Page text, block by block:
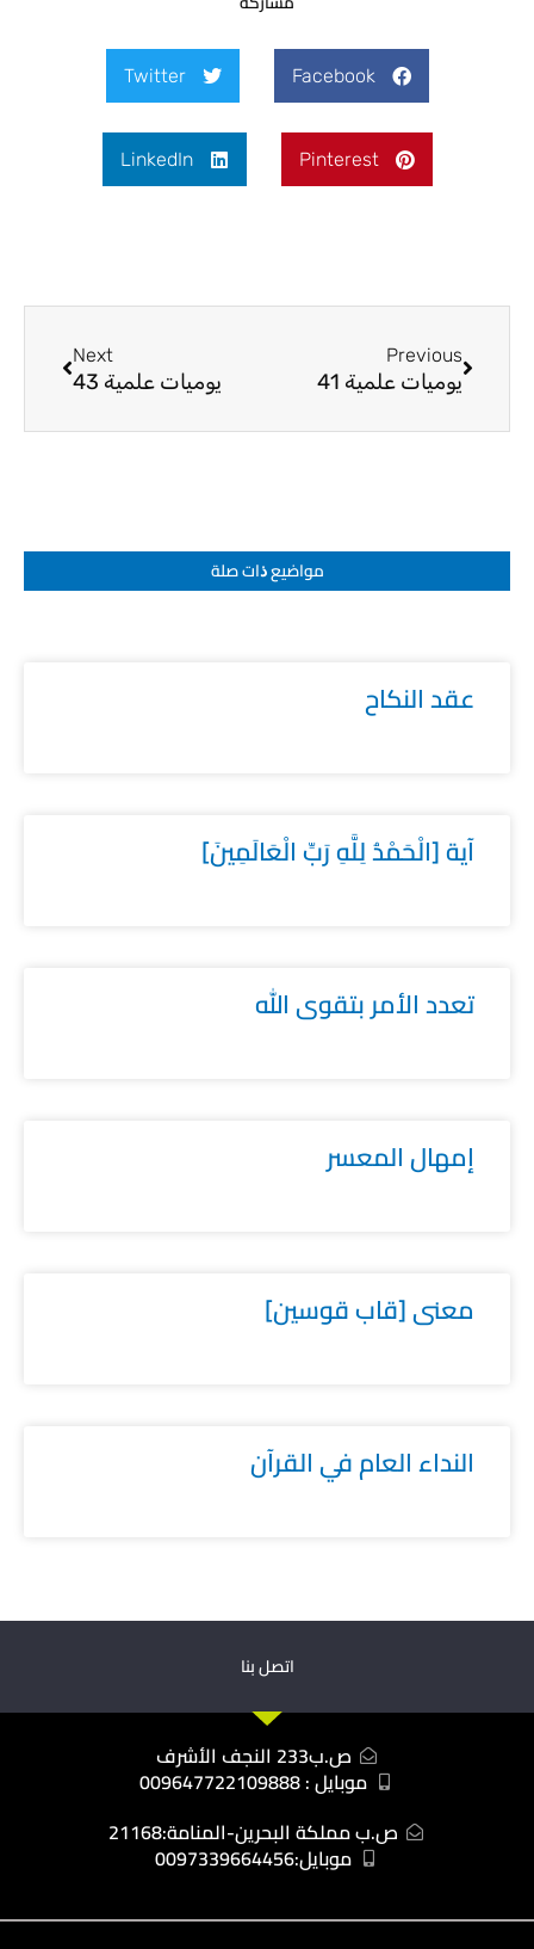
Facebook
Twitter
Pinterest
LinkedIn
Previous
يوميات علمية 41
Next
يوميات علمية 43
مواضيع ﺫات صلة
عقد النكاح
آية [الْحَمْدُ لِلَّهِ رَبِّ الْعَالَمِينَ]
تعدد الأمر بتقوى الله
إمهال المعسر
معنى [قاب قوسين]
النداء العام في القرآن
اتصل بنا
ص.ب233 النجف الأشرف
موبايل : 009647722109888
ص.ب مملكة البحرين-المنامة:21168
موبايل:0097339664456